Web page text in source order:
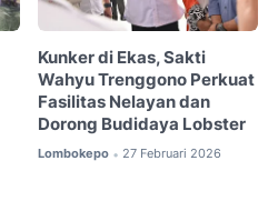
Kunker di Ekas, Sakti
Wahyu Trenggono Perkuat
Fasilitas Nelayan dan
Dorong Budidaya Lobster
Lombokepo • 27 Februari 2026